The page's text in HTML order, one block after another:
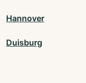
Hannover
Duisburg